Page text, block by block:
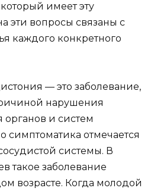
имеет эту
эти вопросы связаны с
каждого конкретного
— это заболевание,
нарушения
и систем
симптоматика отмечается
системы. В
такое заболевание
возрасте. Когда молодой